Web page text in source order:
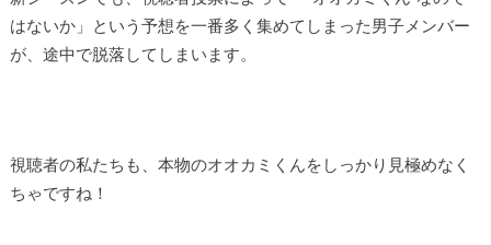
はないか」という予想を一番多く集めてしまった男子メンバー
が、途中で脱落してしまいます。
視聴者の私たちも、本物のオオカミくんをしっかり見極めなく
ちゃですね！